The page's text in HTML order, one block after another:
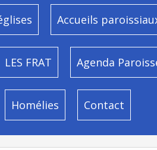
Accueils
LES FRAT Agenda
Homélies Contact